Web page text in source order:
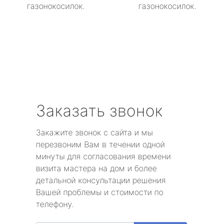
газонокосилок.
газонокосилок.
Заказать звонок
Закажите звонок с сайта и мы
перезвоним Вам в течении одной
минуты для согласования времени
визита мастера на дом и более
детальной консультации решения
Вашей проблемы и стоимости по
телефону.